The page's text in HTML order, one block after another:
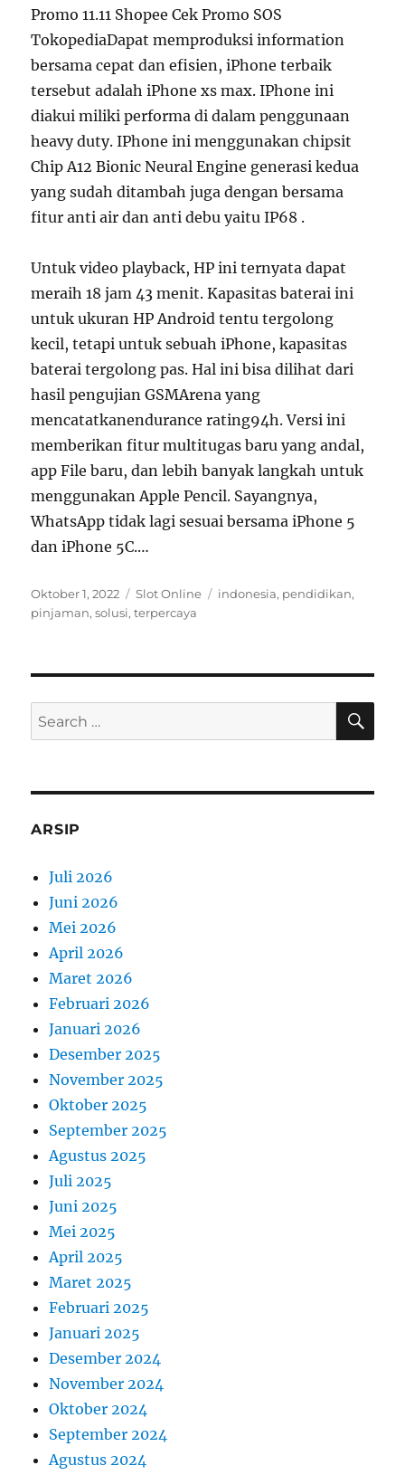
Promo 11.11 Shopee Cek Promo SOS
TokopediaDapat memproduksi information
bersama cepat dan efisien, iPhone terbaik
tersebut adalah iPhone xs max. IPhone ini
diakui miliki performa di dalam penggunaan
heavy duty. IPhone ini menggunakan chipsit
Chip A12 Bionic Neural Engine generasi kedua
yang sudah ditambah juga dengan bersama
fitur anti air dan anti debu yaitu IP68 .
Untuk video playback, HP ini ternyata dapat
meraih 18 jam 43 menit. Kapasitas baterai ini
untuk ukuran HP Android tentu tergolong
kecil, tetapi untuk sebuah iPhone, kapasitas
baterai tergolong pas. Hal ini bisa dilihat dari
hasil pengujian GSMArena yang
mencatatkanendurance rating94h. Versi ini
memberikan fitur multitugas baru yang andal,
app File baru, dan lebih banyak langkah untuk
menggunakan Apple Pencil. Sayangnya,
WhatsApp tidak lagi sesuai bersama iPhone 5
dan iPhone 5C.…
Posted
on
Oktober 1, 2022 Categories
Slot Online Tags
indonesia, pendidikan,
pinjaman,solusi,terpercaya
Search
for:
ARSIP
Juli 2026
Juni 2026
Mei 2026
April 2026
Maret 2026
Februari 2026
Januari 2026
Desember 2025
November 2025
Oktober 2025
September 2025
Agustus 2025
Juli 2025
Juni 2025
Mei 2025
April 2025
Maret 2025
Februari 2025
Januari 2025
Desember 2024
November 2024
Oktober 2024
September 2024
Agustus 2024